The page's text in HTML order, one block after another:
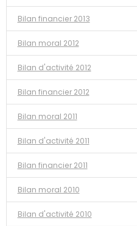
Bilan financier 2013
Bilan moral 2012
Bilan d'activité 2012
Bilan financier 2012
Bilan moral 2011
Bilan d'activité 2011
Bilan financier 2011
Bilan moral 2010
Bilan d'activité 2010